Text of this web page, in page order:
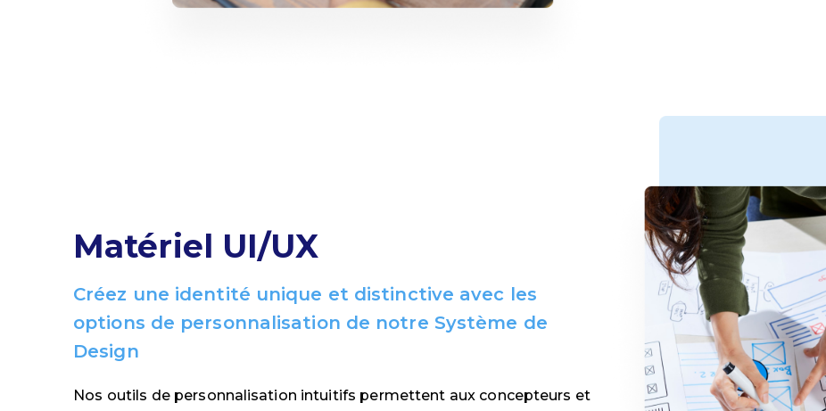
Matériel UI/UX
Créez une identité unique et distinctive avec les
options de personnalisation de notre Système de
Design
Nos outils de personnalisation intuitifs permettent aux concepteurs et